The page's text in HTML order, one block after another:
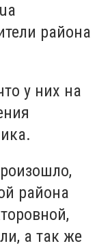
района
у них на
района
а так же